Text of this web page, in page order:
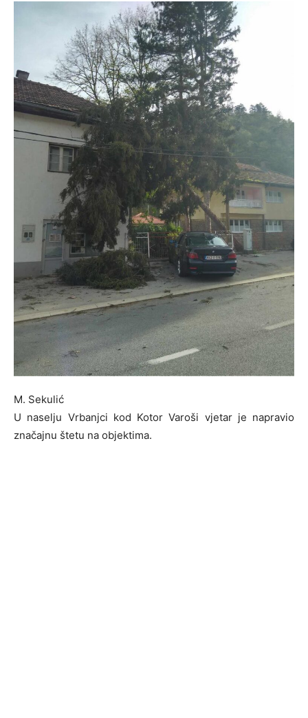
M. Sekulić
U naselju Vrbanjci kod Kotor Varoši vjetar je napravio
značajnu štetu na objektima.